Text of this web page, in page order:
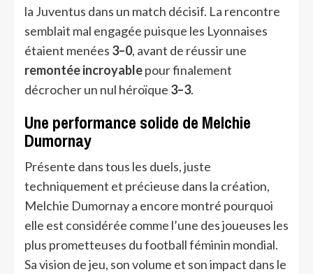
la Juventus dans un match décisif. La rencontre
semblait mal engagée puisque les Lyonnaises
étaient menées 3–0, avant de réussir une
remontée incroyablepour finalement
décrocher un nul héroïque 3–3.
Une performance solide de Melchie
Dumornay
Présente dans tous les duels, juste
techniquement et précieuse dans la création,
Melchie Dumornay a encore montré pourquoi
elle est considérée comme l’une des joueuses les
plus prometteuses du football féminin mondial.
Sa vision de jeu, son volume et son impact dans le